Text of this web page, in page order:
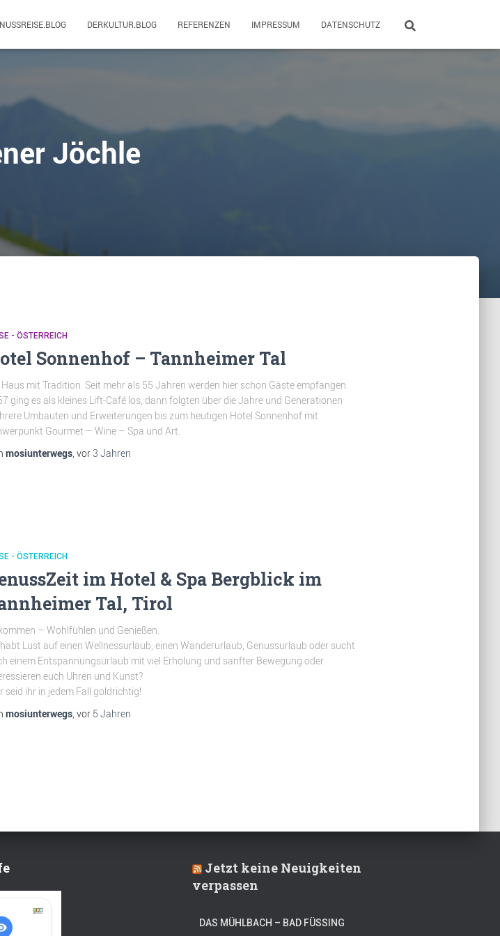
DERKULTUR.BLOG REFERENZEN IMPRESSUM DATENSCHUTZ
Jöchle
- ÖSTERREICH
Sonnenhof – Tannheimer Tal
Haus mit Tradition. Seit mehr als 55 Jahren werden hier schon Gäste empfangen.
ging es als kleines Lift-Café los, dann folgten über die Jahre und Generationen
Umbauten und Erweiterungen bis zum heutigen Hotel Sonnenhof mit
Gourmet – Wine – Spa und Art.
mosiunterwegs, vor3 Jahren
- ÖSTERREICH
im Hotel & Spa Bergblick im
Tal, Tirol
– Wohlfühlen und Genießen.
Lust auf einen Wellnessurlaub, einen Wanderurlaub, Genussurlaub oder sucht
einem Entspannungsurlaub mit viel Erholung und sanfter Bewegung oder
euch Uhren und Kunst?
seid ihr in jedem Fall goldrichtig!
mosiunterwegs, vor 5 Jahren
Jetzt keine Neuigkeiten
verpassen
DAS MÜHLBACH – BAD FÜSSING